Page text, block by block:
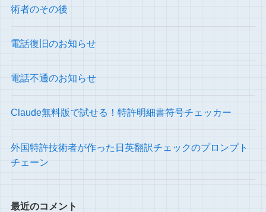
術者のその後
電話復旧のお知らせ
電話不通のお知らせ
Claude無料版で試せる！特許明細書符号チェッカー
外国特許技術者が作った日英翻訳チェックのプロンプト
チェーン
最近のコメント